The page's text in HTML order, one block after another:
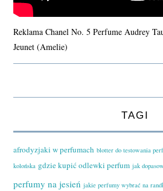
Reklama Chanel No. 5 Perfume Audrey
Jeunet (Amelie)
TAGI
afrodyzjaki w perfumach blotter do testowania
kolońska gdzie kupić odlewki perfum jak
perfumy na jesień jakie perfumy wybrać na